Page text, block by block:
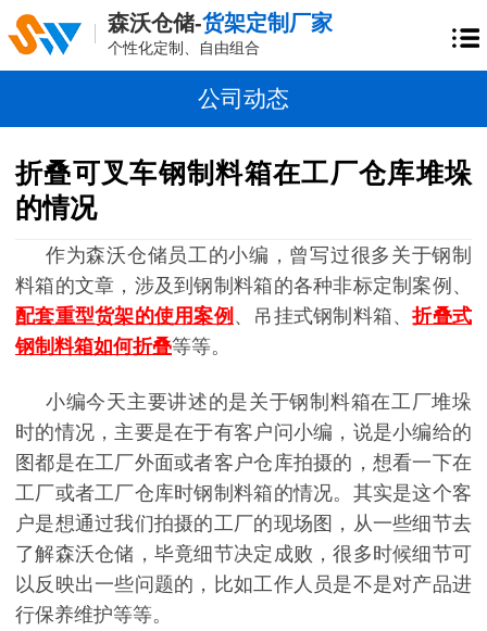
森沃仓储-货架定制厂家
个性化定制、自由组合
公司动态
折叠可叉车钢制料箱在工厂仓库堆垛
的情况
作为森沃仓储员工的小编，曾写过很多关于钢制
料箱的文章，涉及到钢制料箱的各种非标定制案例、
配套重型货架的使用案例 、吊挂式钢制料箱、折叠式
钢制料箱如何折叠等等。
小编今天主要讲述的是关于钢制料箱在工厂堆垛
时的情况，主要是在于有客户问小编，说是小编给的
图都是在工厂外面或者客户仓库拍摄的，想看一下在
工厂或者工厂仓库时钢制料箱的情况。其实是这个客
户是想通过我们拍摄的工厂的现场图，从一些细节去
了解森沃仓储，毕竟细节决定成败，很多时候细节可
以反映出一些问题的，比如工作人员是不是对产品进
行保养维护等等。